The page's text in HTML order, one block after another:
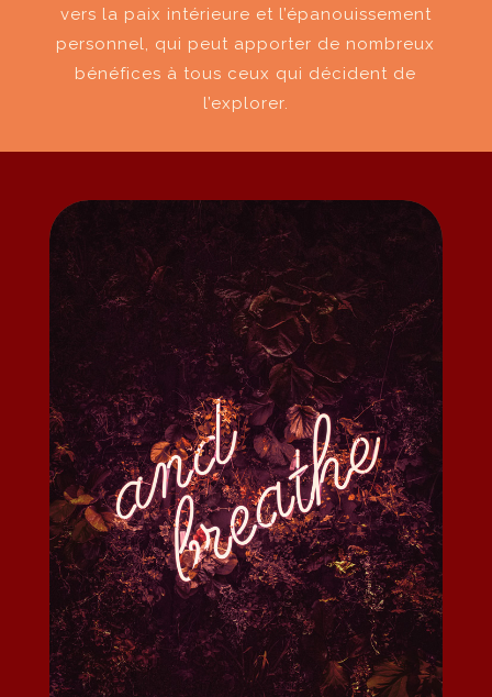
vers la paix intérieure et l’épanouissement
personnel, qui peut apporter de nombreux
bénéfices à tous ceux qui décident de
l’explorer.